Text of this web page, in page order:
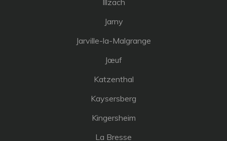
Jarny
Jarville-la-Malgrange
Jœuf
Katzenthal
Kaysersberg
Kingersheim
La Bresse